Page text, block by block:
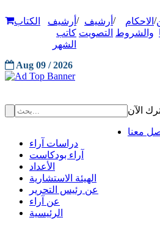
/ الاحكام
والشروط
/ أرشيف
التصويت
/ أرشيف
كاتب
الشهر
الكتاب
Aug 09 / 2026
معنا
دراسات آراء
آراء بودكاست
الأعداد
الهيئة الاستشارية
عن رئيس التحرير
عن آراء
الرئيسية